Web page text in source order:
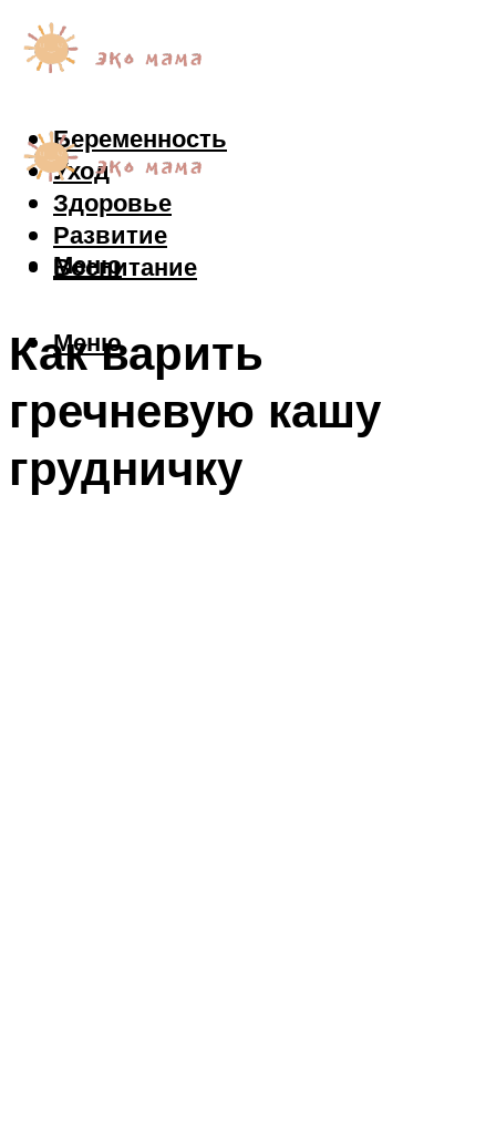
Беременность
Уход
Здоровье
Развитие
Воспитание
Меню
Меню
Как варить
гречневую кашу
грудничку